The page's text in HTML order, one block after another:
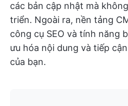
các bản cập nhật mà
triển. Ngoài ra, nền tảng
công cụ SEO và tính năng
ưu hóa nội dung và tiếp
của bạn.